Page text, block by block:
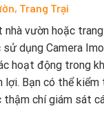
Trang Trại
nhà vườn hoặc
sử dụng Camera
hoạt động trong
lợi. Bạn có thể
thậm chí giám sát